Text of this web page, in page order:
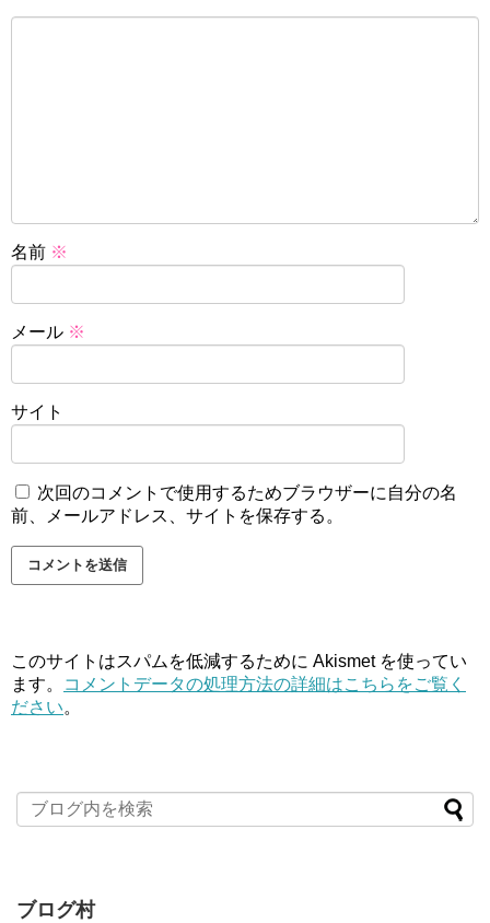
名前 ※
メール ※
サイト
次回のコメントで使用するためブラウザーに自分の名
前、メールアドレス、サイトを保存する。
このサイトはスパムを低減するために Akismet を使ってい
ます。
コメントデータの処理方法の詳細はこちらをご覧く
ださい。
ブログ村